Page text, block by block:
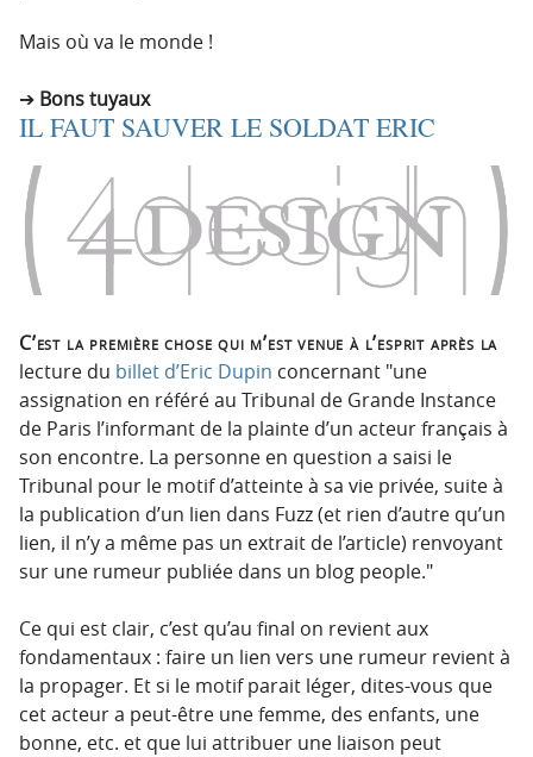
Mais où va le monde !
Bons tuyaux
IL FAUT SAUVER LE SOLDAT ERIC
C’est la première chose qui m’est venue à l’esprit après la
lecture du billet d’Eric Dupin concernant une
assignation en référé au Tribunal de Grande Instance
de Paris l’informant de la plainte d’un acteur français à
son encontre. La personne en question a saisi le
Tribunal pour le motif d’atteinte à sa vie privée, suite à
la publication d’un lien dans Fuzz (et rien d’autre qu’un
lien, il n’y a même pas un extrait de l’article) renvoyant
sur une rumeur publiée dans un blog people.
Ce qui est clair, c’est qu’au final on revient aux
fondamentaux : faire un lien vers une rumeur revient à
la propager. Et si le motif parait léger, dites-vous que
cet acteur a peut-être une femme, des enfants, une
bonne, etc. et que lui attribuer une liaison peut